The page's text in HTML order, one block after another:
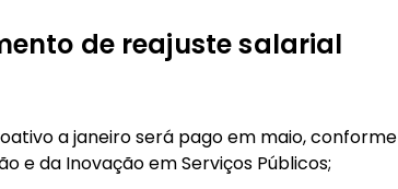
de reajuste salarial
a janeiro será pago em maio, conforme
e da Inovação em Serviços Públicos;